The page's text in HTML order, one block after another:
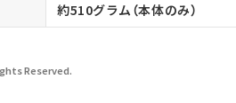
約510グラム（本体のみ）
Reserved.